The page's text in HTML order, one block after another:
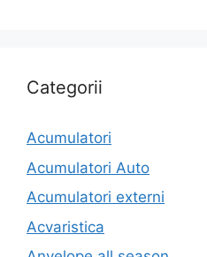
Categorii
Acumulatori
Acumulatori Auto
Acumulatori externi
Acvaristica